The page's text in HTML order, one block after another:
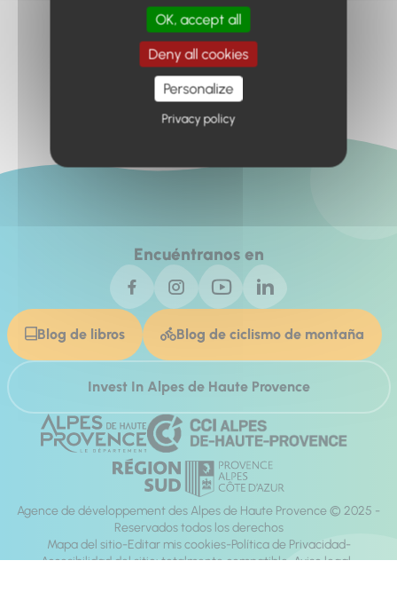
Retour à l'accueil
Encuéntranos en
Blog de libros Blog de ciclismo de montaña
Invest In Alpes de Haute Provence
Agence de développement des Alpes de Haute Provence © 2025 -
Reservados todos los derechos
Mapa del sitio Editar mis cookies Política de Privacidad
Accesibilidad del sitio: totalmente compatible Aviso legal
OK, accept all
Deny all cookies
Personalize
Privacy policy